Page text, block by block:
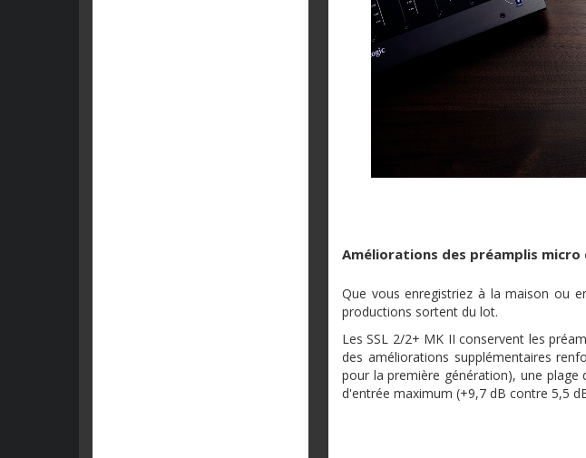
Améliorations des préamplis micro
Que vous enregistriez à la maison ou
productions sortent du lot.
Les SSL 2/2+ MK II conservent les
des améliorations supplémentaires
pour la première génération), une
d'entrée maximum (+9,7 dB contre 5,5